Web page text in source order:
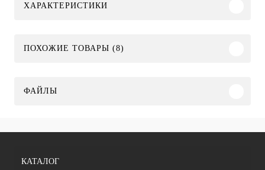
ХАРАКТЕРИСТИКИ
ПОХОЖИЕ ТОВАРЫ (8)
ФАЙЛЫ
КАТАЛОГ